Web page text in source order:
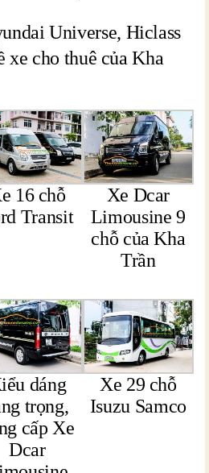
Universe, Hiclass
xe cho thuê của Kha
16 chỗ
Transit
Xe Dcar
Limousine 9
chỗ của Kha
Trần
dáng
trọng,
cấp Xe
Dcar
Xe 29 chỗ
Isuzu Samco